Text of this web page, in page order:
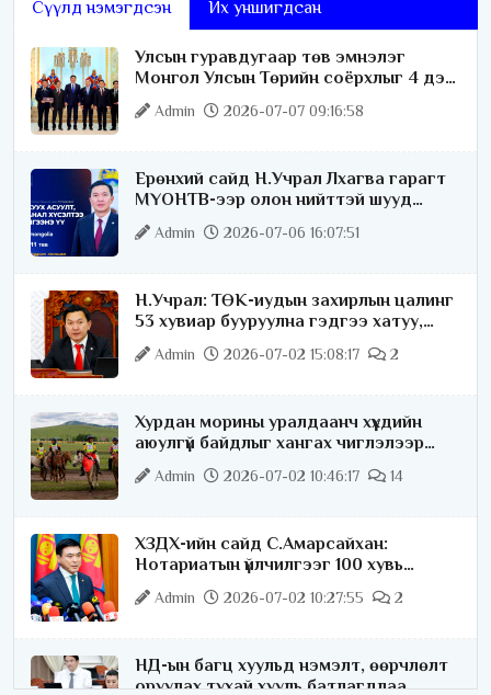
Сүүлд нэмэгдсэн Их уншигдсан
Улсын гуравдугаар төв эмнэлэг
Монгол Улсын Төрийн соёрхлыг 4 дэх
удаагаа хүртлээ
Admin 2026-07-07 09:16:58
Ерөнхий сайд Н.Учрал Лхагва гарагт
МҮОНТВ-ээр олон нийттэй шууд
ярилцана
Admin 2026-07-06 16:07:51
Н.Учрал: ТӨК-иудын захирлын цалинг
53 хувиар бууруулна гэдгээ хатуу,
хариуцлагатайгаар хэлье
Admin 2026-07-02 15:08:17 2
Хурдан морины уралдаанч хүүхдийн
аюулгүй байдлыг хангах чиглэлээр
ажиллаж байна
Admin 2026-07-02 10:46:17 14
ХЗДХ-ийн сайд С.Амарсайхан:
Нотариатын үйлчилгээг 100 хувь
цахимжуулна
Admin 2026-07-02 10:27:55 2
НД-ын багц хуульд нэмэлт, өөрчлөлт
оруулах тухай хууль батлагдлаа